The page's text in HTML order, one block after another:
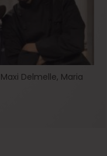
Delmelle, Maria